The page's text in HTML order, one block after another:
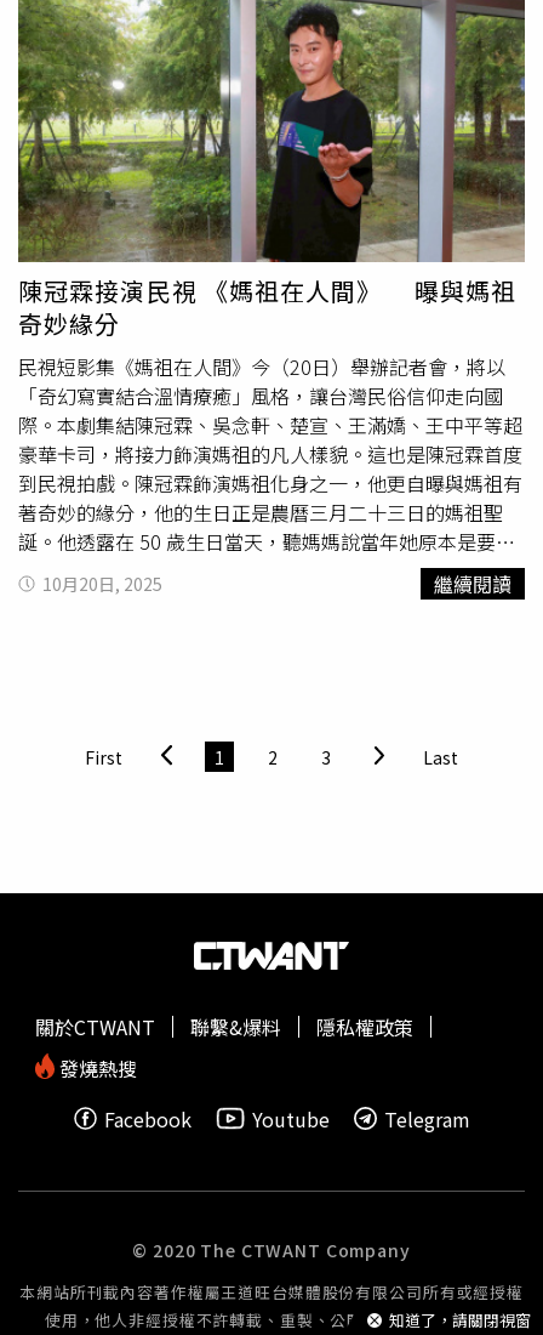
痛、發熱等症狀，中毒後3天不治身亡，堂哥的母親也在隔
日逝世，其中一名工人則是在5天後死亡，目前姪子已脫離
險境，另一名工人因食用的量不多，症狀輕微，已先出院。
報導指出，專家依照親屬提供的照片推斷，幾人誤食用的野
生菌，應該是「條蓋盔孢傘菌」（又稱紋緣盔孢傘），含有
強烈毒性成分「鵝膏毒肽」，中毒後會出現上吐下瀉，甚至
可能引發急性肝腎衰竭。
陳冠霖接演民視 《媽祖在人間》 曝與媽祖
奇妙緣分
民視短影集《媽祖在人間》今（20日）舉辦記者會，將以
「奇幻寫實結合溫情療癒」風格，讓台灣民俗信仰走向國
際。本劇集結陳冠霖、吳念軒、楚宣、王滿嬌、王中平等超
豪華卡司，將接力飾演媽祖的凡人樣貌。這也是陳冠霖首度
到民視拍戲。陳冠霖飾演媽祖化身之一，他更自曝與媽祖有
著奇妙的緣分，他的生日正是農曆三月二十三日的媽祖聖
誕。他透露在 50 歲生日當天，聽媽媽說當年她原本是要去
吃媽祖生日宴，結果
就生下了他。這份巧合讓陳冠霖
對這次的演出更感使命感。他在劇中飾演的角色是旅社老
（圖／民視）劇中眾星將輪番飾演「媽祖化身」在凡間行善
守護。王中平飾演沒有章法的「流浪漢」；吳念軒則化身
信地說：「自己的視力非常好！」導演透露，劇中的千里眼
祖。飾演順風耳的黃登楷表示，為了演好順風耳，他還特別
把耳朵練起來，讓耳朵可以一直動，並在現場示範。導演補
隱身，平凡人看不到，而兩位神將在劇中也會有感情戲。王
品澔、黃登楷詮釋神將千里眼與順風耳。（圖／民視）王中
第一次以演員的身分出演非常緊張，劇中飾演被霸凌的女
10月20日, 2025 繼續閱讀
First 1 2 3 Last
知道了，請關閉視窗
關於CTWANT 聯繫&爆料
隱私權政策
發燒熱搜
Facebook
Youtube Telegram
© 2020 The CTWANT Company
本網站所刊載內容著作權屬王道旺台媒體股份有限公司所有或經授權
使用，他人非經授權不許轉載、重製、公開播送或公開傳輸。